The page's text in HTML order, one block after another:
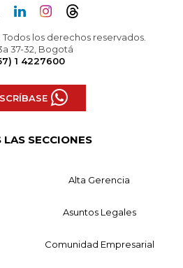
Todos los derechos reservados.
37-32, Bogotá
1 4227600
LAS SECCIONES
Alta Gerencia
Asuntos Legales
Comunidad Empresarial